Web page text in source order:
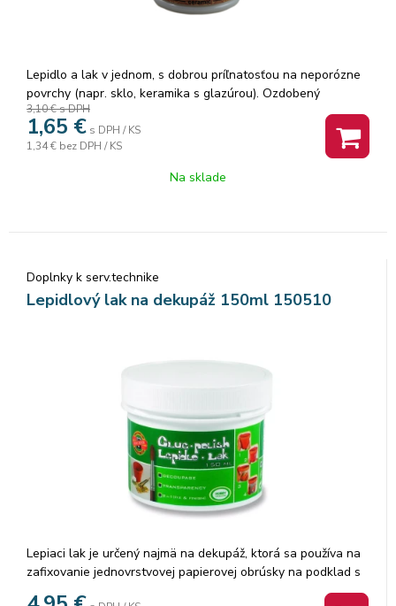
Lepidlo a lak v jednom, s dobrou príľnatosťou na neporózne
povrchy (napr. sklo, keramika s glazúrou). Ozdobený
predmet sa bude dať umývať, ak ho po zdobení na päť minút
vypálite v rúre na pečenie pri 140 stupnoch.
3,10 €s DPH
1,65 € s DPH / KS
1,34 € bez DPH / KS
Na sklade
Doplnky k serv.technike
Lepidlový lak na dekupáž 150ml 150510
Lepiaci lak je určený najmä na dekupáž, ktorá sa používa na
zafixovanie jednovrstvovej papierovej obrúsky na podklad s
následným lakovaním, preto je v názve aj lepidlo, aj lak.